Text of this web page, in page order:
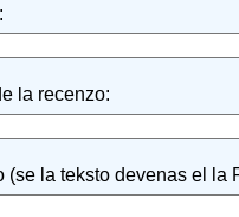
la recenzo:
(se la teksto devenas el la